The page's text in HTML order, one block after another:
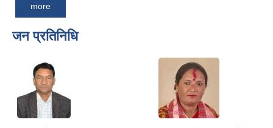
more
जन प्रतिनिधि